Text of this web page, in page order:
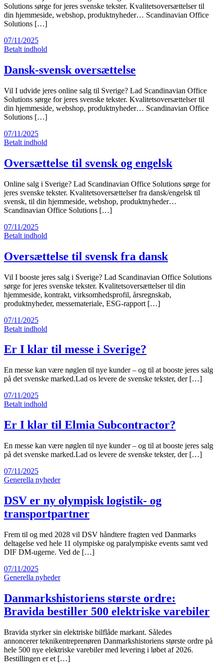
Solutions sørge for jeres svenske tekster. Kvalitetsoversættelser til
din hjemmeside, webshop, produktnyheder… Scandinavian Office
Solutions […]
07/11/2025
Betalt indhold
Dansk-svensk oversættelse
Vil I udvide jeres online salg til Sverige? Lad Scandinavian Office
Solutions sørge for jeres svenske tekster. Kvalitetsoversættelser til
din hjemmeside, webshop, produktnyheder… Scandinavian Office
Solutions […]
07/11/2025
Betalt indhold
Oversættelse til svensk og engelsk
Online salg i Sverige? Lad Scandinavian Office Solutions sørge for
jeres svenske tekster. Kvalitetsoversættelser fra dansk/engelsk til
svensk, til din hjemmeside, webshop, produktnyheder…
Scandinavian Office Solutions […]
07/11/2025
Betalt indhold
Oversættelse til svensk fra dansk
Vil I booste jeres salg i Sverige? Lad Scandinavian Office Solutions
sørge for jeres svenske tekster. Kvalitetsoversættelser til din
hjemmeside, kontrakt, virksomhedsprofil, årsregnskab,
produktnyheder, messemateriale, ESG-rapport […]
07/11/2025
Betalt indhold
Er I klar til messe i Sverige?
En messe kan være nøglen til nye kunder – og til at booste jeres salg
på det svenske marked.Lad os levere de svenske tekster, der […]
07/11/2025
Betalt indhold
Er I klar til Elmia Subcontractor?
En messe kan være nøglen til nye kunder – og til at booste jeres salg
på det svenske marked.Lad os levere de svenske tekster, der […]
07/11/2025
Generella nyheder
DSV er ny olympisk logistik- og
transportpartner
Frem til og med 2028 vil DSV håndtere fragten ved Danmarks
deltagelse ved hele 11 olympiske og paralympiske events samt ved
DIF DM-ugerne. Ved de […]
07/11/2025
Generella nyheder
Danmarkshistoriens største ordre:
Bravida bestiller 500 elektriske varebiler
Bravida styrker sin elektriske bilflåde markant. Således
annoncerer teknikentreprenøren Danmarkshistoriens største ordre på
hele 500 nye elektriske varebiler med levering i løbet af 2026.
Bestillingen er et […]